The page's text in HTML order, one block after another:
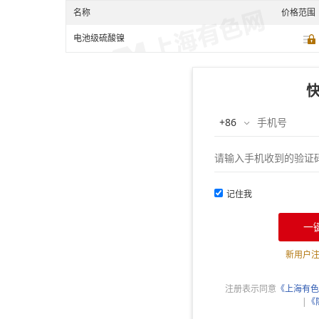
名称 价格范围
电池级硫酸镍
记住我
一
新用户
注册表示同意 《上海有
|